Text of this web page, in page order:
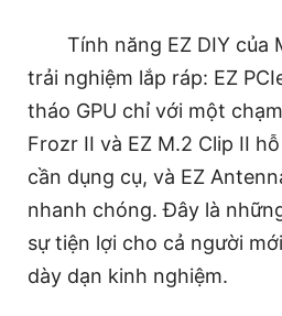
Tính năng EZ DIY của
trải nghiệm lắp ráp: EZ
tháo GPU chỉ với một
Frozr II và EZ M.2 Clip II
cần dụng cụ, và EZ
nhanh chóng. Đây là
sự tiện lợi cho cả người
dày dạn kinh nghiệm.